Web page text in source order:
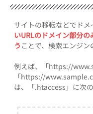
サイトの移転などでドメ
いURLのドメイン部分
うことで、検索エンジン
例えば、「https://
「https://
は、「.htaccess」に次